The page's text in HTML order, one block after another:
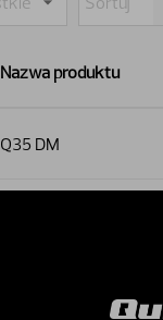
Nazwa produktu
Q35 DM